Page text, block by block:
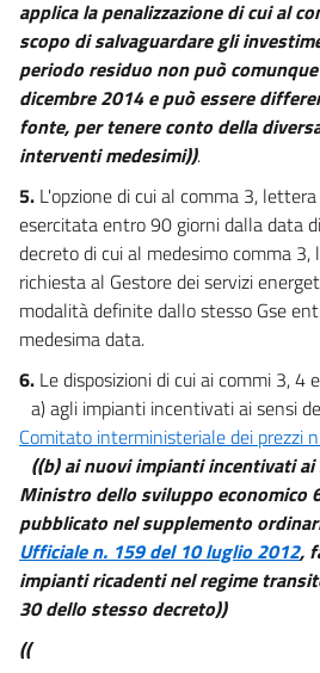
applica la penalizzazione di cui al
scopo di salvaguardare gli
periodo residuo non può
dicembre 2014 e può essere
fonte, per tenere conto della
interventi medesimi)).
5. L'opzione di cui al comma 3,
esercitata entro 90 giorni dalla data
decreto di cui al medesimo comma
richiesta al Gestore dei servizi
modalità definite dallo stesso Gse
medesima data.
6. Le disposizioni di cui ai commi 3, 4
a) agli impianti incentivati ai sensi
Comitato interministeriale dei prezzi
((b) ai nuovi impianti incentivati
Ministro dello sviluppo economico
pubblicato nel supplemento
Ufficiale n. 159 del 10 luglio 2012,
impianti ricadenti nel regime
30 dello stesso decreto))
((